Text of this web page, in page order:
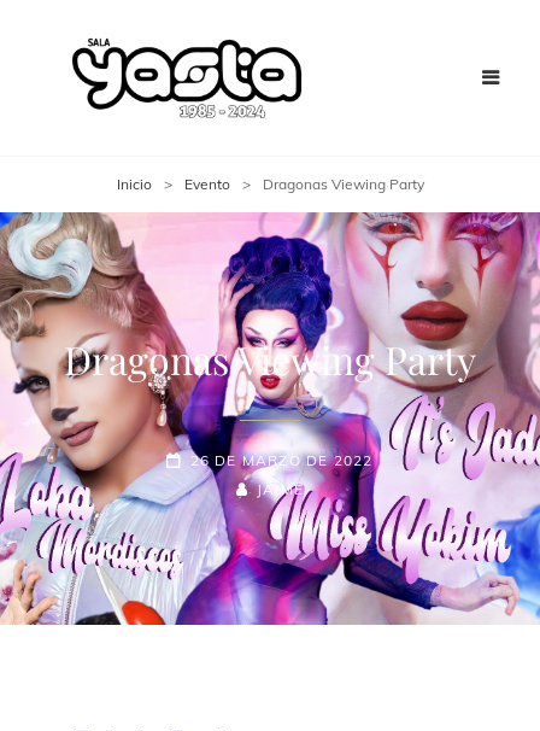
Inicio > Evento > Dragonas Viewing Party
Dragonas Viewing Party
26 DE MARZO DE 2022
JAIME